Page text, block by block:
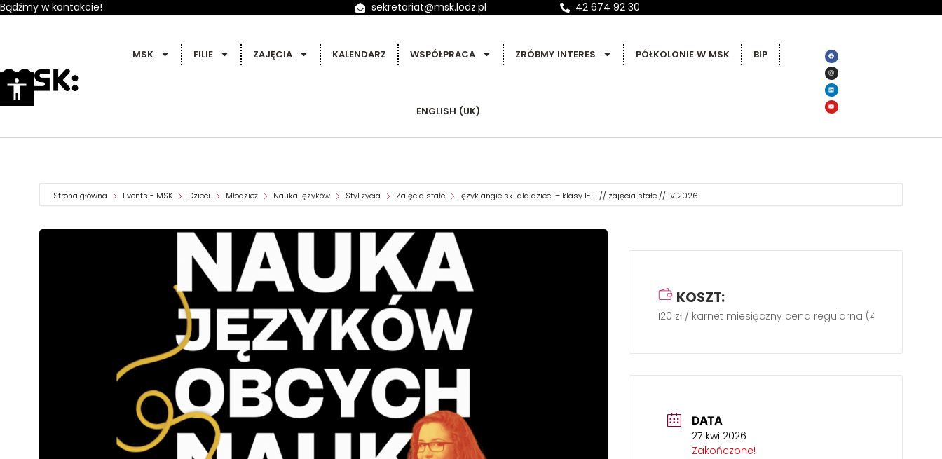
Bądźmy w kontakcie! sekretariat@msk.lodz.pl 42 674 92 30
MSK FILIE ZAJĘCIA KALENDARZ WSPÓŁPRACA ZRÓBMY INTERES PÓŁKOLONIE W MSK BIP
ENGLISH (UK)
Strona główna Events - MSK Dzieci Młodzież Nauka języków Styl życia Zajęcia stałe Język angielski dla dzieci – klasy I-III // zajęcia stałe // IV 2026
DATA
27 kwi 2026
Zakończone!
KOSZT:
120 zł / karnet miesięczny cena regularna (4 zajęcia)